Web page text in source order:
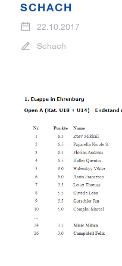
SCHACH
22.10.2017
Schach